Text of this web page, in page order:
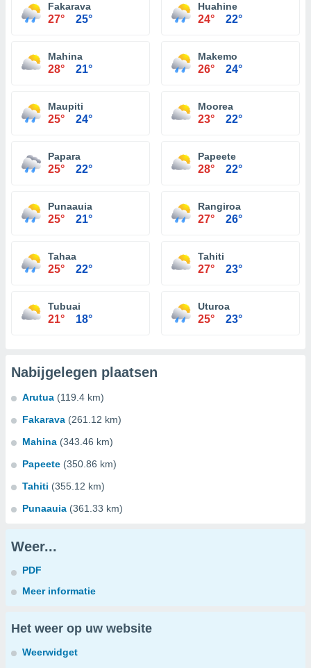
Fakarava
27° 25°
Huahine
24° 22°
Mahina
28° 21°
Makemo
26° 24°
Maupiti
25° 24°
Moorea
23° 22°
Papara
25° 22°
Papeete
28° 22°
Punaauia
25° 21°
Rangiroa
27° 26°
Tahaa
25° 22°
Tahiti
27° 23°
Tubuai
21° 18°
Uturoa
25° 23°
Nabijgelegen plaatsen
Arutua (119.4 km)
Fakarava (261.12 km)
Mahina (343.46 km)
Papeete (350.86 km)
Tahiti (355.12 km)
Punaauia (361.33 km)
Weer...
PDF
Meer informatie
Het weer op uw website
Weerwidget